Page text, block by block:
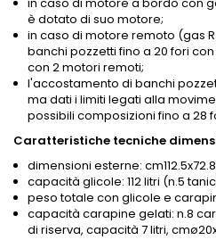
in caso di motore a bordo con
è dotato di suo motore;
in caso di motore remoto (gas
banchi pozzetti fino a 20 fori
con 2 motori remoti;
l'accostamento di banchi
ma dati i limiti legati alla
possibili composizioni fino a 28
Caratteristiche tecniche
dimensioni esterne:
capacità glicole: 112 litri (n.5
peso totale con glicole e
capacità carapine gelati: n.8
di riserva, capacità 7 litri,